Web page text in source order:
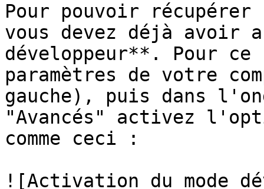
Pour pouvoir
vous devez déjà avoir
développeur**. Pour
paramètres de votre
gauche), puis dans
"Avancés" activez
comme ceci :
![Activation du mode